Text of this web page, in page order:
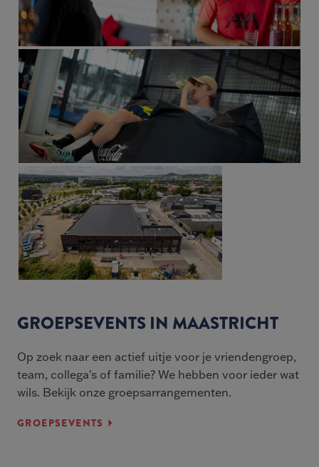
GROEPSEVENTS IN MAASTRICHT
Op zoek naar een actief uitje voor je vriendengroep,
team, collega's of familie? We hebben voor ieder wat
wils. Bekijk onze groepsarrangementen.
GROEPSEVENTS